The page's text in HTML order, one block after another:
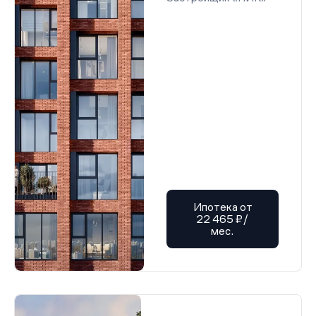
Проектная декларация от 08.08.2025 г.
Проектная декларация от 05.11.2025 г.
Разрешение на строительство от 06.06.2025 г.
Проектная декларация от 01.07.2025 г.
Проектная декларация от 27.06.2025 г.
Проектная декларация от 12.01.2026 г.
Проектная декларация от 02.10.2025 г.
Проектная декларация от 05.11.2025 г.
Проектная декларация от 26.12.2025 г.
Проектная декларация от 08.08.2025 г.
Разрешение на строительство от 06.06.2025 г.
Проектная декларация от 01.07.2025 г.
Проектная декларация от 27.06.2025 г.
Проектная декларация от 12.01.2026 г.
Проектная декларация от 12.01.2026 г.
Проектная декларация от 12.01.2026 г.
Проектная декларация от 12.01.2026 г.
Проектная декларация от 12.01.2026 г.
Проектная декларация от 03.02.2026 г.
Проектная декларация от 12.01.2026 г.
Проектная декларация от 12.01.2026 г.
Проектная декларация от 12.01.2026 г.
Проектная декларация от 12.01.2026 г.
Проектная декларация от 12.01.2026 г.
Проектная декларация от 12.01.2026 г.
Ипотека от
22 465 ₽/
мес.